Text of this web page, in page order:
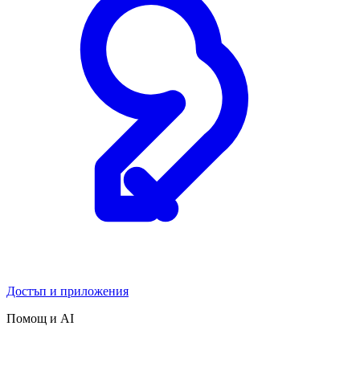
Достъп и приложения
Помощ и AI